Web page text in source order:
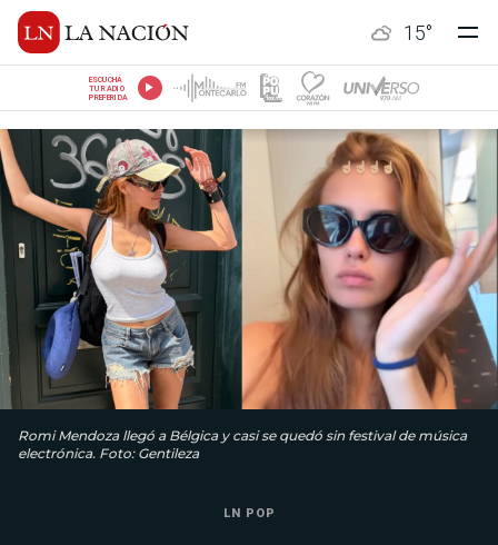
15°
ESCUCHÁ
TU RADIO
PREFERIDA
Romi Mendoza llegó a Bélgica y casi se quedó sin festival de música
electrónica. Foto: Gentileza
LN POP